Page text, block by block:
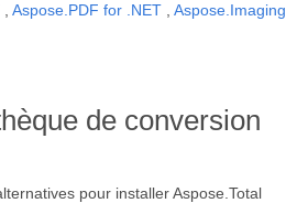
Aspose.PDF for .NET
Aspose.Imaging
de conversion
pour installer Aspose.Total